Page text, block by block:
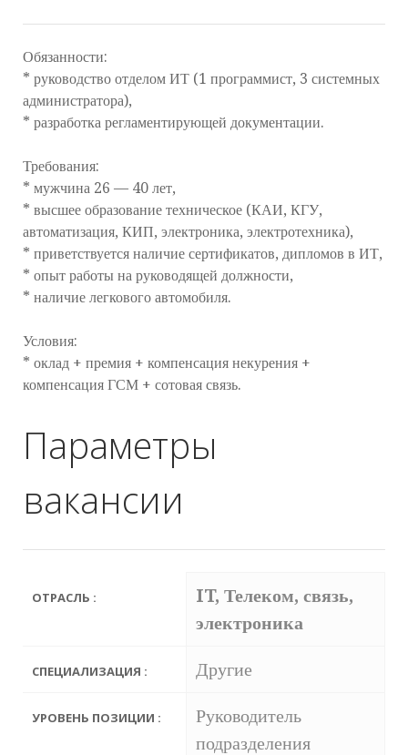
Обязанности:
* руководство отделом ИТ (1 программист, 3 системных
администратора),
* разработка регламентирующей документации.
Требования:
* мужчина 26 — 40 лет,
* высшее образование техническое (КАИ, КГУ,
автоматизация, КИП, электроника, электротехника),
* приветствуется наличие сертификатов, дипломов в ИТ,
* опыт работы на руководящей должности,
* наличие легкового автомобиля.
Условия:
* оклад + премия + компенсация некурения +
компенсация ГСМ + сотовая связь.
Параметры
вакансии
ОТРАСЛЬ :
IT, Телеком, связь,
электроника
СПЕЦИАЛИЗАЦИЯ : Другие
УРОВЕНЬ ПОЗИЦИИ :
Руководитель
подразделения